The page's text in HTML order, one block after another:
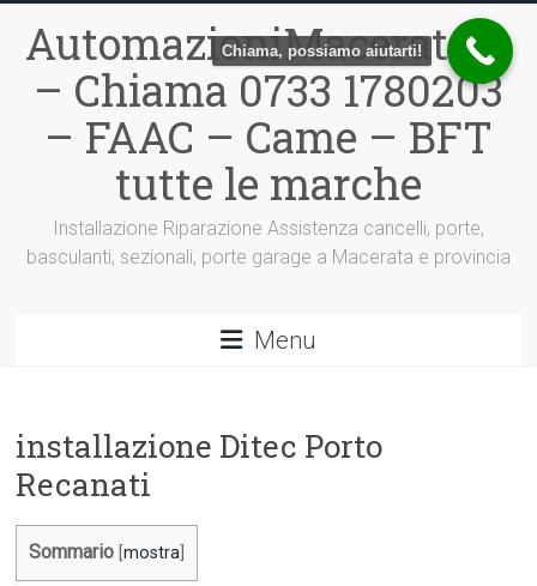
contenuto
AutomazioniMacerata.it
– Chiama 0733 1780203
– FAAC – Came – BFT
tutte le marche
Installazione Riparazione Assistenza cancelli, porte,
basculanti, sezionali, porte garage a Macerata e provincia
Menu
installazione Ditec Porto
Recanati
Sommario [mostra
Chiama, possiamo aiutarti!